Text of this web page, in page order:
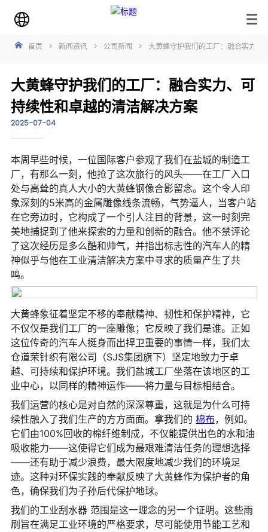
首页 > 新闻资讯 > 公司新闻 > 大黄蜂守护我们的工厂：融合实力、
大黄蜂守护我们的工厂：融合实力、可
持续性和卓越的清洁解决方案
2025-07-04